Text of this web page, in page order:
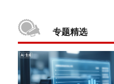
专题精选